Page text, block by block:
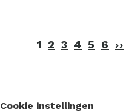
Paginering
1 2 3 4 5 6 ››
Cookie instellingen